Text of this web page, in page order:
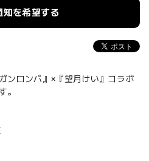
知を希望する
ンロンパ』×『望月けい』コラボ
。